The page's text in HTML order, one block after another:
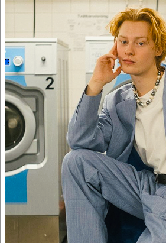
FILM & TV
2024 BLINDSPÅR / Nordic Drama Queens,
Amazon Prime / Erik Skjoldbjæg
2023 RUSET / Abby World, TikTok / Rojda
Sekerzös
2023 GENOMBROTTET / FLX, Netflix / Lisa Siwe
2023 YOUNG ROYALS S3 / Nexiko, Netflix / Julia
Lindström, Jerry Carlsson, Linnea Roxheim
2023 MORDEN I SANDHAMN S 9 / Filmlance, C
More / Mattias Ohlsson